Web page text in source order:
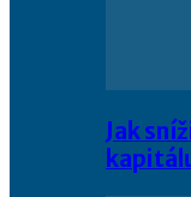
Jak